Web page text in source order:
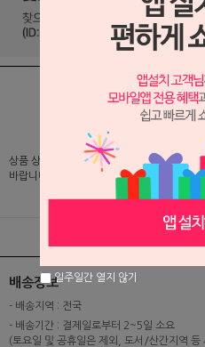
배송 및 교
상품 상세 설명 및 실제 구매 가격은 로그인
바랍니다.
배송정보
- 배송지역 : 전국
- 배송기간 : 결제일로부터 2~5일 소요
(토요일 및 공휴일은 제외, 도서/산간지역 등
일주일간 열지 않기